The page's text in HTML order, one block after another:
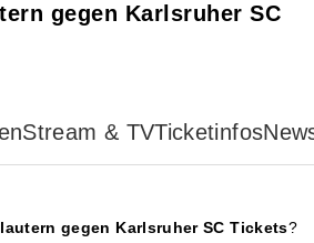
gegen Karlsruher SC
Stream & TVTicketinfos
gegen Karlsruher SC Tickets?